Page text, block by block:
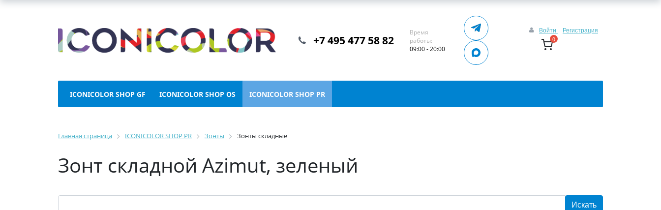
Войти Регистрация
0
+7 495 477 58 82
Время
работы:
09:00 - 20:00
ICONICOLOR SHOP GF ICONICOLOR SHOP OS ICONICOLOR SHOP PR
Главная страница ICONICOLOR SHOP PR Зонты Зонты складные
Зонт складной Azimut, зеленый